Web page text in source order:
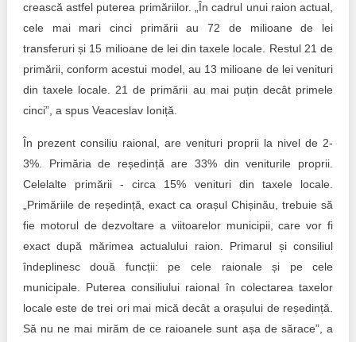
crească astfel puterea primăriilor. „În cadrul unui raion actual,
cele mai mari cinci primării au 72 de milioane de lei
transferuri și 15 milioane de lei din taxele locale. Restul 21 de
primării, conform acestui model, au 13 milioane de lei venituri
din taxele locale. 21 de primării au mai puțin decât primele
cinci”, a spus Veaceslav Ioniță.
În prezent consiliu raional, are venituri proprii la nivel de 2-
3%. Primăria de reședință are 33% din veniturile proprii.
Celelalte primării - circa 15% venituri din taxele locale.
„Primăriile de reședință, exact ca orașul Chișinău, trebuie să
fie motorul de dezvoltare a viitoarelor municipii, care vor fi
exact după mărimea actualului raion. Primarul și consiliul
îndeplinesc două funcții: pe cele raionale și pe cele
municipale. Puterea consiliului raional în colectarea taxelor
locale este de trei ori mai mică decât a orașului de reședință.
Să nu ne mai mirăm de ce raioanele sunt așa de sărace”, a